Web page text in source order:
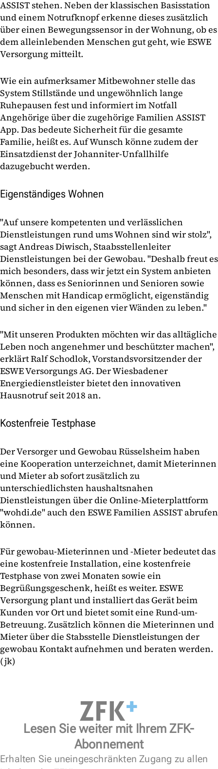
ASSIST stehen. Neben der klassischen Basisstation
und einem Notrufknopf erkenne dieses zusätzlich
über einen Bewegungssensor in der Wohnung, ob es
dem alleinlebenden Menschen gut geht, wie ESWE
Versorgung mitteilt.
Wie ein aufmerksamer Mitbewohner stelle das
System Stillstände und ungewöhnlich lange
Ruhepausen fest und informiert im Notfall
Angehörige über die zugehörige Familien ASSIST
App. Das bedeute Sicherheit für die gesamte
Familie, heißt es. Auf Wunsch könne zudem der
Einsatzdienst der Johanniter-Unfallhilfe
dazugebucht werden.
Eigenständiges Wohnen
"Auf unsere kompetenten und verlässlichen
Dienstleistungen rund ums Wohnen sind wir stolz",
sagt Andreas Diwisch, Staabsstellenleiter
Dienstleistungen bei der Gewobau. "Deshalb freut es
mich besonders, dass wir jetzt ein System anbieten
können, dass es Seniorinnen und Senioren sowie
Menschen mit Handicap ermöglicht, eigenständig
und sicher in den eigenen vier Wänden zu leben."
"Mit unseren Produkten möchten wir das alltägliche
Leben noch angenehmer und beschützter machen",
erklärt Ralf Schodlok, Vorstandsvorsitzender der
ESWE Versorgungs AG. Der Wiesbadener
Energiedienstleister bietet den innovativen
Hausnotruf seit 2018 an.
Kostenfreie Testphase
Der Versorger und Gewobau Rüsselsheim haben
eine Kooperation unterzeichnet, damit Mieterinnen
und Mieter ab sofort zusätzlich zu
unterschiedlichsten haushaltsnahen
Dienstleistungen über die Online-Mieterplattform
"wohdi.de" auch den ESWE Familien ASSIST abrufen
können.
Für gewobau-Mieterinnen und -Mieter bedeutet das
eine kostenfreie Installation, eine kostenfreie
Testphase von zwei Monaten sowie ein
Begrüßungsgeschenk, heißt es weiter. ESWE
Versorgung plant und installiert das Gerät beim
Kunden vor Ort und bietet somit eine Rund-um-
Betreuung. Zusätzlich können die Mieterinnen und
Mieter über die Stabsstelle Dienstleistungen der
gewobau Kontakt aufnehmen und beraten werden.
(jk)
Lesen Sie weiter mit Ihrem ZFK-
Abonnement
Erhalten Sie uneingeschränkten Zugang zu allen